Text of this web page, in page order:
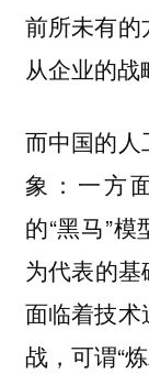
前所未有的
从企业的战
而中国的
象：一方
的“黑马”模
为代表的
面临着技
战，可谓“炼